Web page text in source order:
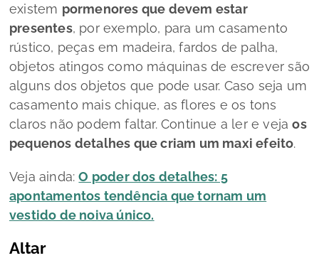
existem pormenores que devem estar
presentes, por exemplo, para um casamento
rústico, peças em madeira, fardos de palha,
objetos atingos como máquinas de escrever são
alguns dos objetos que pode usar. Caso seja um
casamento mais chique, as flores e os tons
claros não podem faltar. Continue a ler e vejaos
pequenos detalhes que criam um maxi efeito.
Veja ainda:O poder dos detalhes: 5
apontamentos tendência que tornam um
vestido de noiva único.
Altar